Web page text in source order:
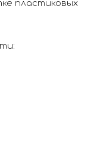
пластиковых